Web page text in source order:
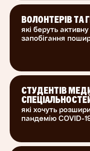
Інформаційний
україномовний
медицини та науки
спільноти лікарів.
ВОЛОНТЕРІВ ТА
які беруть
запобігання
СТУДЕНТІВ
які хочуть
пандемію COVID-